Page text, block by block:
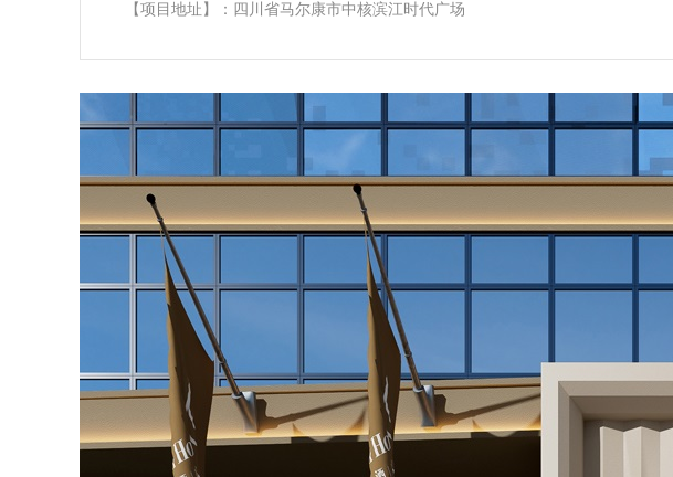
【项目地址】：四川省马尔康市中核滨江时代广场